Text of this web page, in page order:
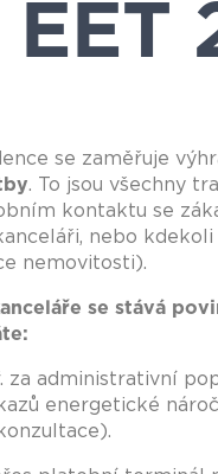
se zaměřuje
. To jsou všechny
kontaktu se
nebo kdekoli
nemovitosti).
se stává
za administrativní
energetické